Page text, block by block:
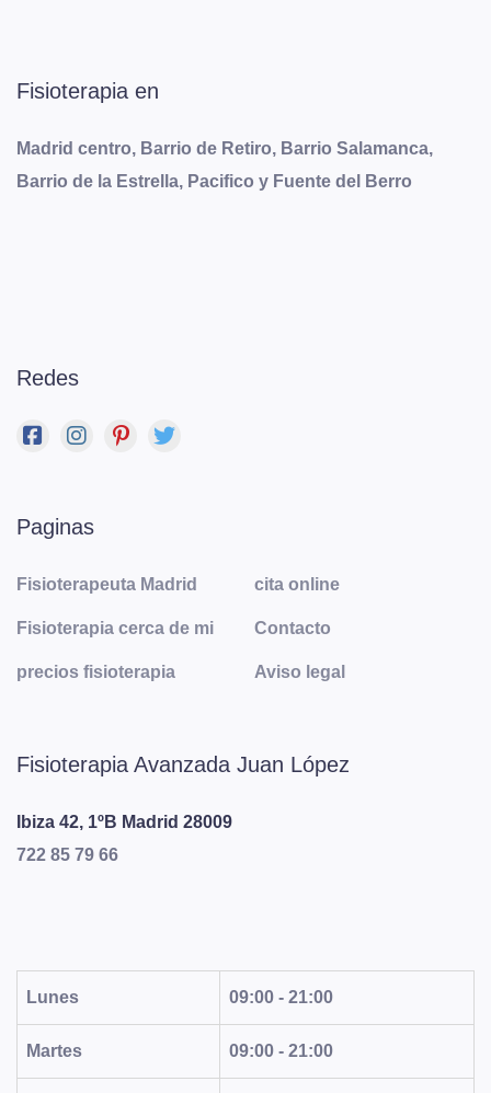
Fisioterapia en
Madrid centro, Barrio de Retiro, Barrio Salamanca,
Barrio de la Estrella, Pacifico y Fuente del Berro
Redes
Paginas
Fisioterapeuta Madrid
Fisioterapia cerca de mi
precios fisioterapia
cita online
Contacto
Aviso legal
Fisioterapia Avanzada Juan López
Ibiza 42, 1ºB Madrid 28009
722 85 79 66
Lunes 09:00 - 21:00
Martes 09:00 - 21:00